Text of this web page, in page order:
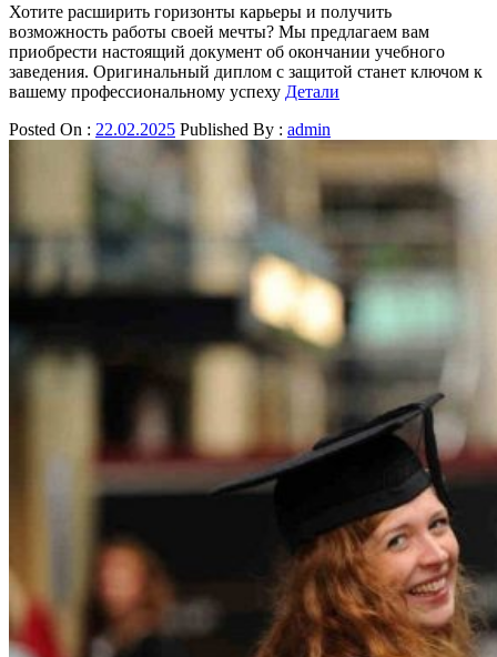
Хотите расширить горизонты карьеры и получить
возможность работы своей мечты? Мы предлагаем вам
приобрести настоящий документ об окончании учебного
заведения. Оригинальный диплом с защитой станет ключом к
вашему профессиональному успеху Детали
Posted On : 22.02.2025 Published By : admin